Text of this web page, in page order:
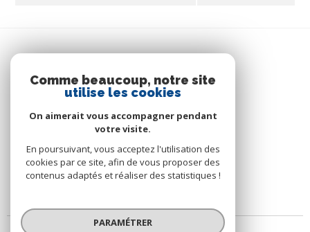
SE CONNECTER
ESPACE PROPRIÉTAIRE
Comme beaucoup, notre site
utilise les cookies
On aimerait vous accompagner pendant
votre visite.
En poursuivant, vous acceptez l'utilisation des
cookies par ce site, afin de vous proposer des
contenus adaptés et réaliser des statistiques !
PARAMÉTRER